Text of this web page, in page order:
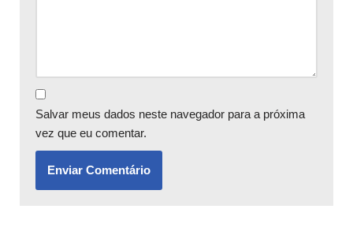
Salvar meus dados neste navegador para a próxima
vez que eu comentar.